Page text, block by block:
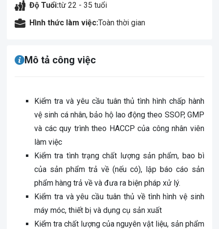
Độ Tuổi:từ 22 - 35 tuổi
Hình thức làm việc:Toàn thời gian
Mô tả công việc
Kiểm tra và yêu cầu tuân thủ tình hình chấp hành
vệ sinh cá nhân, bảo hộ lao động theo SSOP, GMP
và các quy trình theo HACCP của công nhân viên
làm việc
Kiểm tra tình trạng chất lượng sản phẩm, bao bì
của sản phẩm trả về (nếu có), lập báo cáo sản
phẩm hàng trả về và đưa ra biện pháp xử lý.
Kiểm tra và yêu cầu tuân thủ về tình hình vệ sinh
máy móc, thiết bị và dụng cụ sản xuất
Kiểm tra chất lượng của nguyên vật liệu, sản phẩm